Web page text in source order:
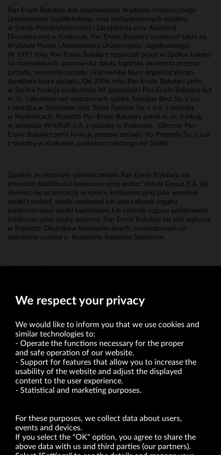
Pan Erwin Bakalarz jest absolwentem Wydziału Historycznego
Uniwersytetu Jagiellońskiego oraz podyplomowych studiów
w Szkole Przedsiębiorczości i Zarządzania przy Akademii
Ekonomicznej w Krakowie. Pan Erwin Bakalarz studiował także na
Wydziale Prawa i Administracji Uniwersytetu Jagiellońskiego.
W 1997 roku Pan Erwin Bakalarz rozpoczął pracę w Spółce kolejno
na stanowiskach: pracownika działu logistyki, asystenta prezesa
zarządu, asystenta zarządu i kierownika biura organizacyjnego,
dyrektora biura zarządu. Od 2006 roku Pan Erwin Bakalarz pełni
w Spółce funkcję prokurenta. W przeszłości Pan Erwin Bakalarz był
m. in. członkiem rad nadzorczych spółek Staszów Best Sp. z o.o.
z siedzibą w Staszowie oraz Trend Fashion Sp. z o.o. z siedzibą
w Myślenicach. Ponadto Pan Erwin Bakalarz pełnił m. in. funkcję
w zarządzie W.KRUK S.A. z siedzibą w Krakowie. Obecnie Pan
Erwin Bakalarz pełni funkcję prezesa zarządu VG Property Sp. z o.o.
z siedzibą w Krakowie, podmiotu zależnego od Spółki.
Zgodnie ze złożonym oświadczeniem Pan Erwin Bakalarz nie
prowadzi działalności konkurencyjnej wobec Vistula Group S.A. jak
również nie uczestniczy w spółce konkurencyjnej jako wspólnik
spółki cywilnej, spółki osobowej lub jako członek organu
konkurencyjnej spółki kapitałowej lub członek organu jakiejkolwiek
konkurencyjnej osoby prawnej. Pan Erwin Bakalarz nie jest wpisany
w Rejestrze Dłużników Niewypłacalnych, prowadzonym na
podstawie ustawy o Krajowym Rejestrze Sądowym.
VRG S.A. | 10 Pilotów Street | 31-462 Kraków
Tax Identification Number: 675-000-03-61
District Court for Kraków-Śródmieście in Kraków
XI Economic Department of the National Court Register number 0000047082
of act of 8.03.2013 on combating excessive late payment in commercial transactions
(Journal of Laws of 2019, item 118 as amended).
We respect your privacy
We would like to inform you that we use cookies and
similar technologies to:
Operate the functions necessary for the proper
and safe operation of our website.
Support for features that allow you to increase the
usability of the website and adjust the displayed
content to the user experience.
Statistical and marketing purposes.
For these purposes, we collect data about users,
events and devices.
If you select the "OK" option, you agree to share the
above data with us and third parties (our partners).